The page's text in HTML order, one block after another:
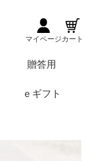
マイページカート
贈答用
ｅギフト